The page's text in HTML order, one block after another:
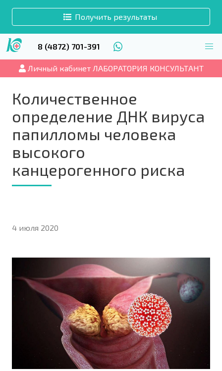
Получить результаты
8 (4872) 701-391
Личный кабинет ЛАБОРАТОРИЯ КОНСУЛЬТАНТ
Количественное
определение ДНК вируса
папилломы человека
высокого
канцерогенного риска
4 июля 2020